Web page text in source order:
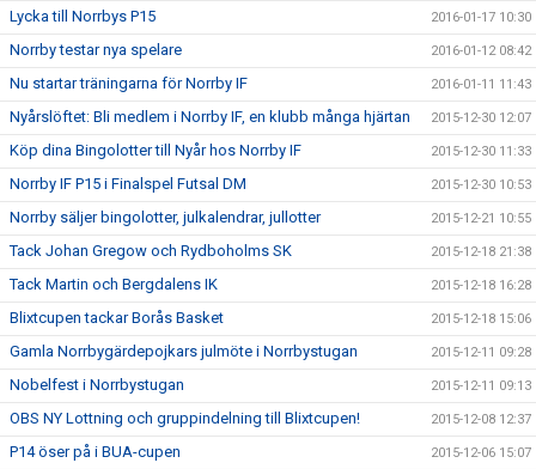
Lycka till Norrbys P15 2016-01-17 10:30
Norrby testar nya spelare 2016-01-12 08:42
Nu startar träningarna för Norrby IF 2016-01-11 11:43
Nyårslöftet: Bli medlem i Norrby IF, en klubb många hjärtan 2015-12-30 12:07
Köp dina Bingolotter till Nyår hos Norrby IF 2015-12-30 11:33
Norrby IF P15 i Finalspel Futsal DM 2015-12-30 10:53
Norrby säljer bingolotter, julkalendrar, jullotter 2015-12-21 10:55
Tack Johan Gregow och Rydboholms SK 2015-12-18 21:38
Tack Martin och Bergdalens IK 2015-12-18 16:28
Blixtcupen tackar Borås Basket 2015-12-18 15:06
Gamla Norrbygärdepojkars julmöte i Norrbystugan 2015-12-11 09:28
Nobelfest i Norrbystugan 2015-12-11 09:13
OBS NY Lottning och gruppindelning till Blixtcupen! 2015-12-08 12:37
P14 öser på i BUA-cupen 2015-12-06 15:07